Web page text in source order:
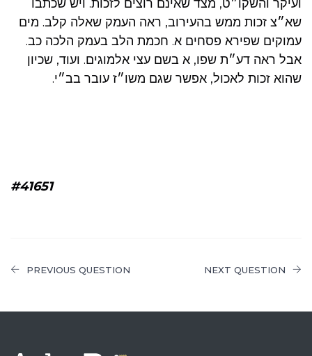
ועיקר והשקו״ט, מצד שאינם רוצים לזכות. ויש שכתבו
שא״צ זכות ממש בהעירוב, ראה העמק שאלה קלב. מים
עמוקים שפירא פסחים א. חכמת הלב בעמק הלכה כב.
אבל ראה דע״ת שפו, א בשם עצי אלמוגים. ועוד, שכיון
שהוא זכות לאכול, אפשר שגם משו״ז עובר בב״י.
#41651
PREVIOUS QUESTION NEXT QUESTION